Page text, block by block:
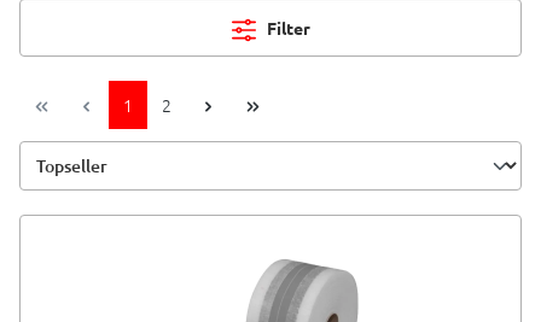
Filter
1 2